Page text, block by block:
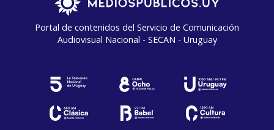
Portal de contenidos del Servicio de Comunicación
Audiovisual Nacional - SECAN - Uruguay